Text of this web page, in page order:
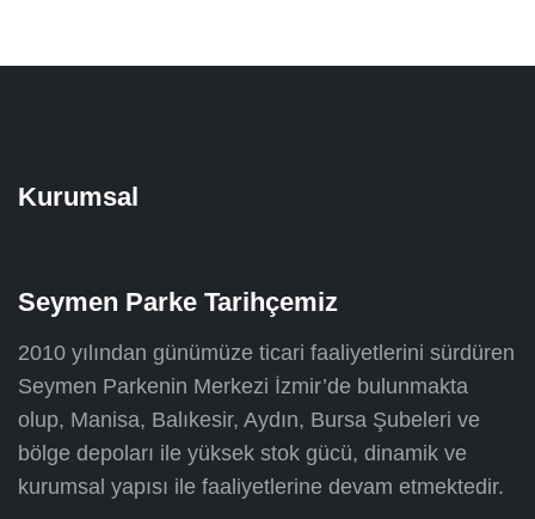
Kurumsal
Seymen Parke Tarihçemiz
2010 yılından günümüze ticari faaliyetlerini sürdüren
Seymen Parkenin Merkezi İzmir’de bulunmakta
olup, Manisa, Balıkesir, Aydın, Bursa Şubeleri ve
bölge depoları ile yüksek stok gücü, dinamik ve
kurumsal yapısı ile faaliyetlerine devam etmektedir.